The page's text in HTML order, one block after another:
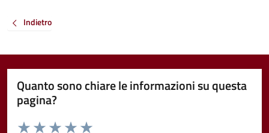
Indietro
Quanto sono chiare le informazioni su questa
pagina?
Valuta da 1 a 5 stelle la pagina